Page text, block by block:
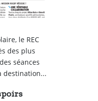
le REC
des plus
séances
destination...